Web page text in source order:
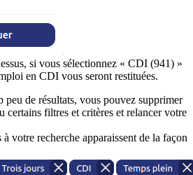
si vous sélectionnez « CDI (941) »
en CDI vous seront restituées.
peu de résultats, vous pouvez supprimer
certains filtres et critères et relancer votre
votre recherche apparaissent de la façon